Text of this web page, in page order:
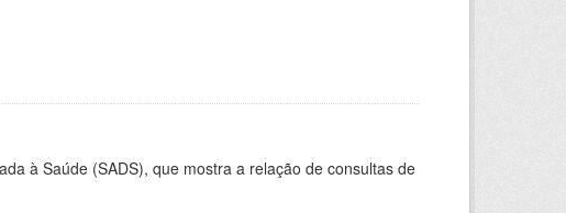
à Saúde (SADS), que mostra a relação de consultas de